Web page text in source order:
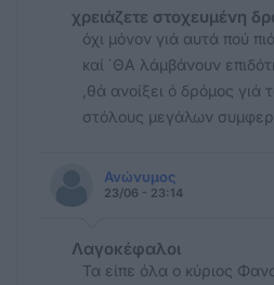
χρειάζετε στοχευμένη
όχι μόνον γιά αυτά πού
καί ΄ΘΑ λάμβάνουν
,θά ανοίξει ό δρόμος γιά
στόλους μεγάλων
Ανώνυμος
23/06 - 23:14
Λαγοκέφαλοι
Τα είπε όλα ο κύριος